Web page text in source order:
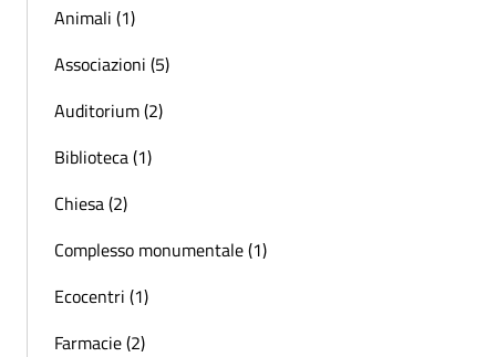
Animali (1)
Associazioni (5)
Auditorium (2)
Biblioteca (1)
Chiesa (2)
Complesso monumentale (1)
Ecocentri (1)
Farmacie (2)